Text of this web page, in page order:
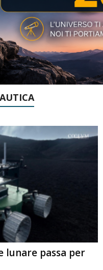
lunare passa per